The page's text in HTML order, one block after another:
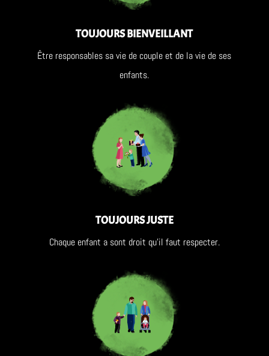
TOUJOURS BIENVEILLANT
Être responsables sa vie de couple et de la vie de ses
enfants.
TOUJOURS JUSTE
Chaque enfant a sont droit qu’il faut respecter.